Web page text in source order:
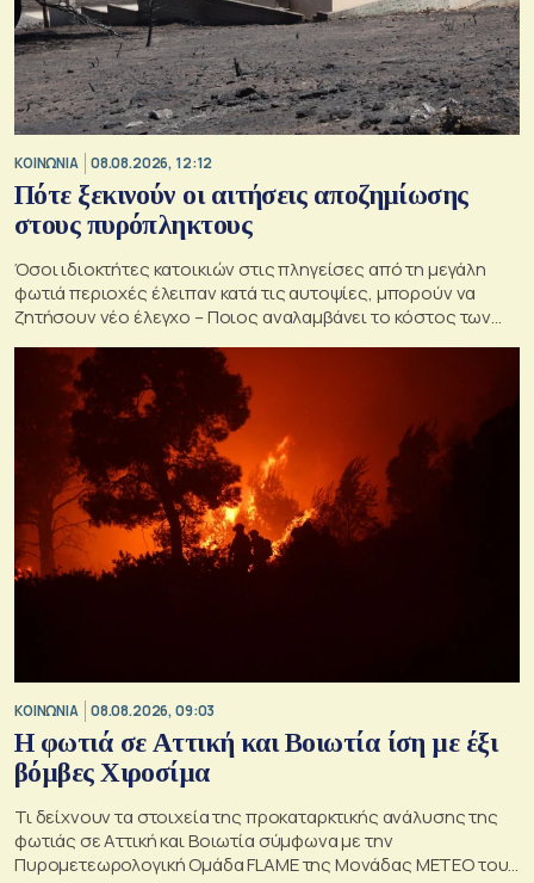
ΚΟΙΝΩΝΙΑ 08.08.2026, 12:12
Πότε ξεκινούν οι αιτήσεις αποζημίωσης
στους πυρόπληκτους
Όσοι ιδιοκτήτες κατοικιών στις πληγείσες από τη μεγάλη
φωτιά περιοχές έλειπαν κατά τις αυτοψίες, μπορούν να
ζητήσουν νέο έλεγχο – Ποιος αναλαμβάνει το κόστος των
ΚΟΙΝΩΝΙΑ 08.08.2026, 09:03
Η φωτιά σε Αττική και Βοιωτία ίση με έξι
βόμβες Χιροσίμα
Τι δείχνουν τα στοιχεία της προκαταρκτικής ανάλυσης της
φωτιάς σε Αττική και Βοιωτία σύμφωνα με την
Πυρομετεωρολογική Ομάδα FLAME της Μονάδας ΜΕΤΕΟ του